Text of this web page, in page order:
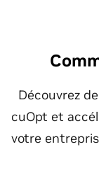
Découvrez
cuOpt et
votre